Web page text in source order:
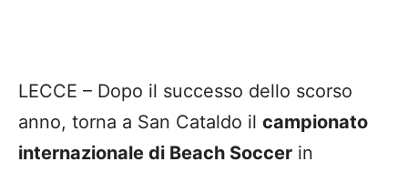
LECCE – Dopo il successo dello scorso
anno, torna a San Cataldo il campionato
internazionale di Beach Soccer in